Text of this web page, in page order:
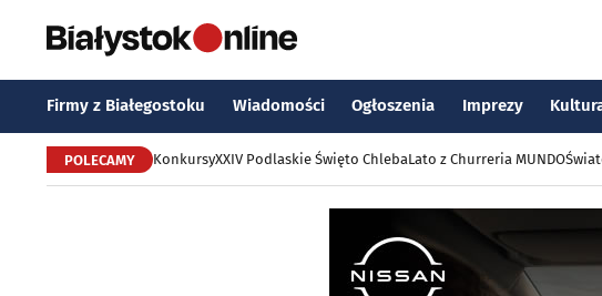
Firmy z Białegostoku Wiadomości Ogłoszenia Imprezy
POLECAMY KonkursyXXIV Podlaskie Święto ChlebaLato z Churreria MUNDO